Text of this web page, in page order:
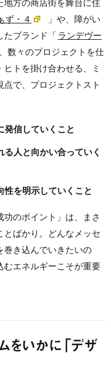
方の商店街を舞台に住
ず・４
」や、障がい
たブランド「 ランデヴー
数々のプロジェクトを仕
トを掛け合わせる、ミ
で、プロジェクトスト
発信していくこと
る人と向かい合っていく
性を明示していくこと
のポイント」は、まさ
とばかり。どんなメッセ
巻き込んでいきたいの
むエネルギーこそが重要
をいかに「デザ